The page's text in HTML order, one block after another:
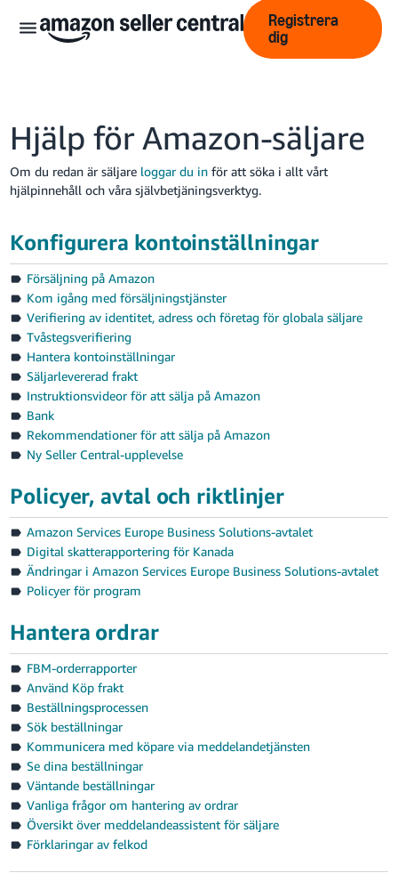
Swedish
文
-
CN
English
- GB
Swedish
- SE
Logga
In
Registrera
dig
Registrera
dig
Hjälp för Amazon-säljare
Om du redan är säljare loggar du in för att söka i allt vårt
hjälpinnehåll och våra självbetjäningsverktyg.
Konfigurera kontoinställningar
Försäljning på Amazon
Kom igång med försäljningstjänster
Verifiering av identitet, adress och företag för globala säljare
Tvåstegsverifiering
Hantera kontoinställningar
Säljarlevererad frakt
Instruktionsvideor för att sälja på Amazon
Bank
Rekommendationer för att sälja på Amazon
Ny Seller Central-upplevelse
Policyer, avtal och riktlinjer
Amazon Services Europe Business Solutions-avtalet
Digital skatterapportering för Kanada
Ändringar i Amazon Services Europe Business Solutions-avtalet
Policyer för program
Hantera ordrar
FBM-orderrapporter
Använd Köp frakt
Beställningsprocessen
Sök beställningar
Kommunicera med köpare via meddelandetjänsten
Se dina beställningar
Väntande beställningar
Vanliga frågor om hantering av ordrar
Översikt över meddelandeassistent för säljare
Förklaringar av felkod